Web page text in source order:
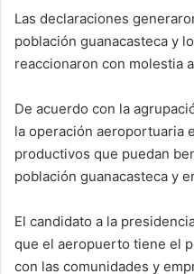
Las declaraciones
población guanacasteca y
reaccionaron con molestia
De acuerdo con la
la operación aeroportuaria
productivos que puedan
población guanacasteca y
El candidato a la
que el aeropuerto tiene el
con las comunidades y